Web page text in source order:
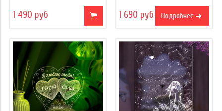
1 490 руб 1 690 руб Подробнее